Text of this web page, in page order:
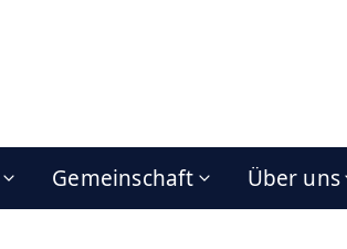
Gemeinschaft Über uns